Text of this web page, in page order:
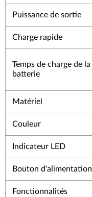
Puissance de sortie
Charge rapide
Temps de charge de la
batterie
Matériel
Couleur
Indicateur LED
Bouton d'alimentation
Fonctionnalités